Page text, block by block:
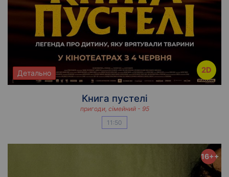
2D
Детально
Книга пустелі
пригоди, сімейний - 95
11:50
16++